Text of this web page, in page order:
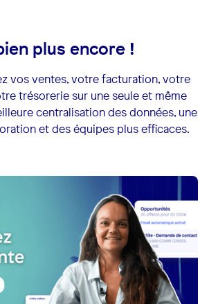
plus encore !
vos ventes, votre facturation, votre
trésorerie sur une seule et même
centralisation des données, une
et des équipes plus efficaces.